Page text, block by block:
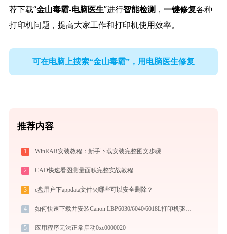
荐下载“金山毒霸-电脑医生”进行智能检测， 一键修复各种
打印机问题，提高大家工作和打印机使用效率。
可在电脑上搜索“金山毒霸”，用电脑医生修复
推荐内容
1 WinRAR安装教程：新手下载安装完整图文步骤
2 CAD快速看图测量面积完整实战教程
3 c盘用户下appdata文件夹哪些可以安全删除？
4 如何快速下载并安装Canon LBP6030/6040/6018L打印机驱动：详细步骤解析
5 应用程序无法正常启动0xc0000020